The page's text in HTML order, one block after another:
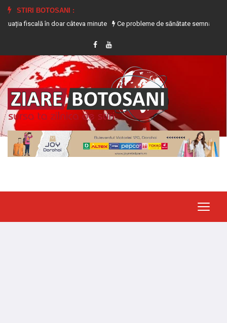
STIRI BOTOSANI :
în doar câteva minute
Ce probleme de sănătate semnalează